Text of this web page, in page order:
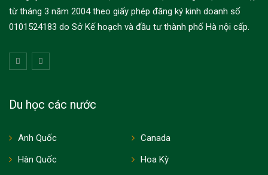
từ tháng 3 năm 2004 theo giấy phép đăng ký kinh doanh số
0101524183 do Sở Kế hoạch và đầu tư thành phố Hà nội cấp.
Du học các nước
Anh Quốc
Canada
Hàn Quốc
Hoa Kỳ